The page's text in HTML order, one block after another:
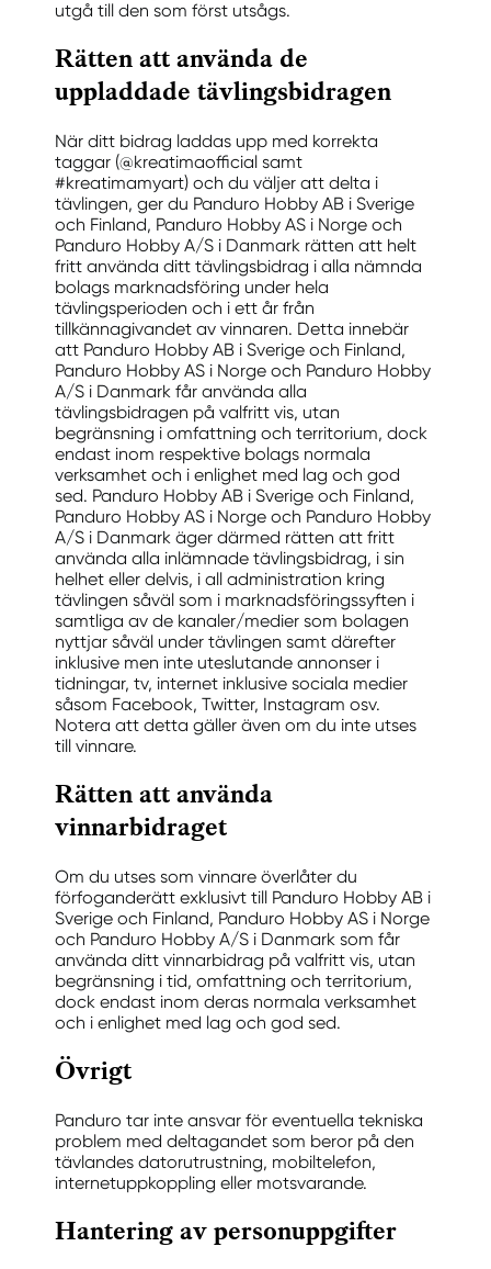
utgå till den som först utsågs.
Rätten att använda de
uppladdade tävlingsbidragen
När ditt bidrag laddas upp med korrekta
taggar (@kreatimaofficial samt
#kreatimamyart) och du väljer att delta i
tävlingen, ger du Panduro Hobby AB i Sverige
och Finland, Panduro Hobby AS i Norge och
Panduro Hobby A/S i Danmark rätten att helt
fritt använda ditt tävlingsbidrag i alla nämnda
bolags marknadsföring under hela
tävlingsperioden och i ett år från
tillkännagivandet av vinnaren. Detta innebär
att Panduro Hobby AB i Sverige och Finland,
Panduro Hobby AS i Norge och Panduro Hobby
A/S i Danmark får använda alla
tävlingsbidragen på valfritt vis, utan
begränsning i omfattning och territorium, dock
endast inom respektive bolags normala
verksamhet och i enlighet med lag och god
sed. Panduro Hobby AB i Sverige och Finland,
Panduro Hobby AS i Norge och Panduro Hobby
A/S i Danmark äger därmed rätten att fritt
använda alla inlämnade tävlingsbidrag, i sin
helhet eller delvis, i all administration kring
tävlingen såväl som i marknadsföringssyften i
samtliga av de kanaler/medier som bolagen
nyttjar såväl under tävlingen samt därefter
inklusive men inte uteslutande annonser i
tidningar, tv, internet inklusive sociala medier
såsom Facebook, Twitter, Instagram osv.
Notera att detta gäller även om du inte utses
till vinnare.
Rätten att använda
vinnarbidraget
Om du utses som vinnare överlåter du
förfoganderätt exklusivt till Panduro Hobby AB i
Sverige och Finland, Panduro Hobby AS i Norge
och Panduro Hobby A/S i Danmark som får
använda ditt vinnarbidrag på valfritt vis, utan
begränsning i tid, omfattning och territorium,
dock endast inom deras normala verksamhet
och i enlighet med lag och god sed.
Övrigt
Panduro tar inte ansvar för eventuella tekniska
problem med deltagandet som beror på den
tävlandes datorutrustning, mobiltelefon,
internetuppkoppling eller motsvarande.
Hantering av personuppgifter